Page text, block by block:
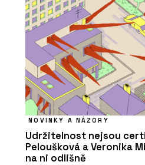
NOVINKY A NÁZORY
Udržitelnost nejsou
Peloušková a Veronika
na ni odlišně